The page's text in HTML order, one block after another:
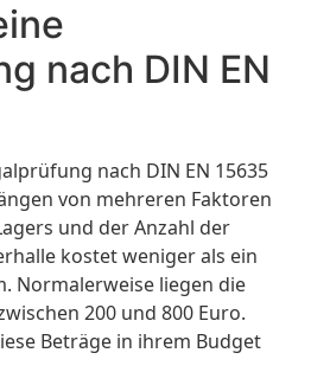
nach DIN EN
nach DIN EN 15635
von mehreren Faktoren
und der Anzahl der
kostet weniger als ein
Normalerweise liegen die
200 und 800 Euro.
Beträge in ihrem Budget